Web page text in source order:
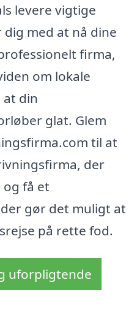
levere vigtige
med at nå dine
firma,
om lokale
at din
glat. Glem
til at
der
og få et
gør det muligt at
på rette fod.
uforpligtende